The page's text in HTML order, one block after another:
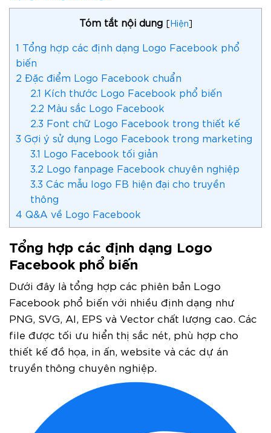
Tóm tắt nội dung [Hiện]
1 Tổng hợp các định dạng Logo Facebook phổ
biến
2 Đặc điểm Logo Facebook chuẩn
2.1 Kích thước Logo Facebook phổ biến
2.2 Màu sắc Logo Facebook
2.3 Font chữ Logo Facebook trong thiết kế
3 Gợi ý sử dụng Logo Facebook trong marketing
3.1 Logo Facebook tối giản
3.2 Logo fanpage Facebook chuyên nghiệp
3.3 Các mẫu logo FB hiện đại cho truyền
thông
4 Q&A về Logo Facebook
Tổng hợp các định dạng Logo
Facebook phổ biến
Dưới đây là tổng hợp các phiên bản Logo
Facebook phổ biến với nhiều định dạng như
PNG, SVG, AI, EPS và Vector chất lượng cao. Các
file được tối ưu hiển thị sắc nét, phù hợp cho
thiết kế đồ họa, in ấn, website và các dự án
truyền thông chuyên nghiệp.